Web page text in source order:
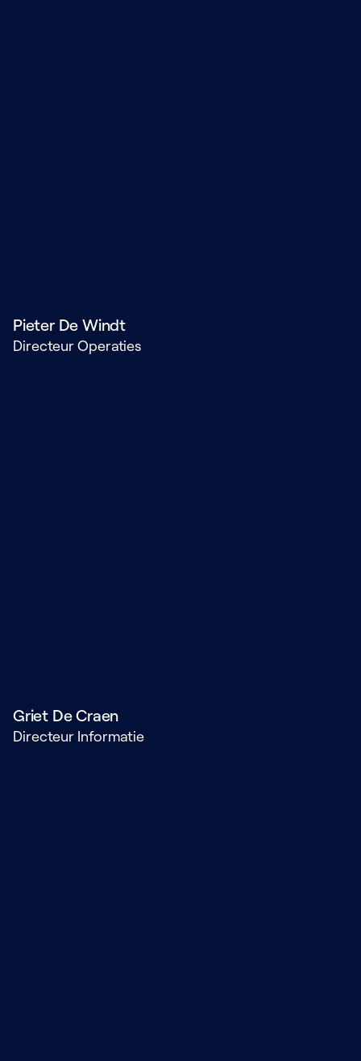
Pieter De Windt
Directeur Operaties
Griet De Craen
Directeur Informatie